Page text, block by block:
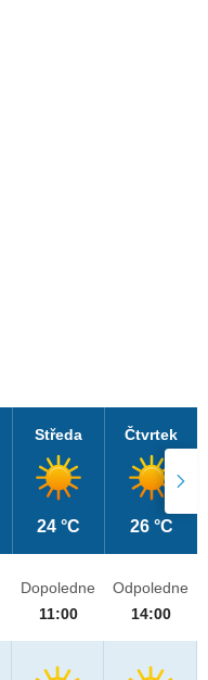
Středa
24 °C
Čtvrtek
26 °C
Dopoledne
11:00
Odpoledne
14:00